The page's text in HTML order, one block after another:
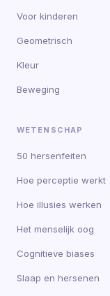
Voor kinderen
Geometrisch
Kleur
Beweging
WETENSCHAP
50 hersenfeiten
Hoe perceptie werkt
Hoe illusies werken
Het menselijk oog
Cognitieve biases
Slaap en hersenen